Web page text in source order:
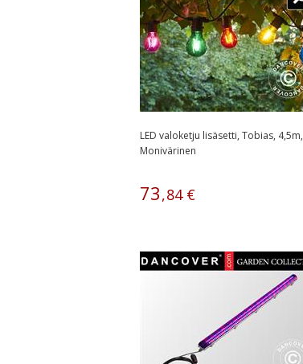
LED valoketju lisäsetti, Tobias, 4,5m,
Monivärinen
73,84€